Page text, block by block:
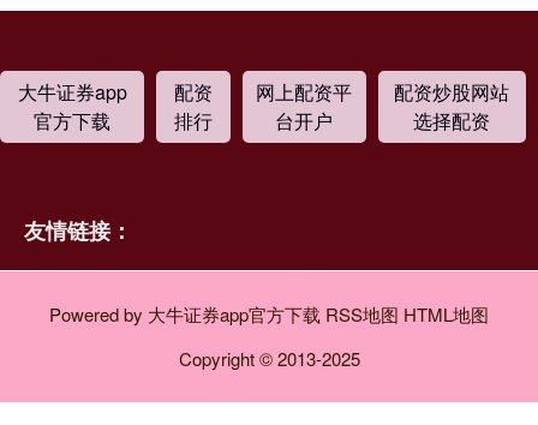
大牛证券app
官方下载
配资
排行
网上配资平
台开户
配资炒股网站
选择配资
友情链接：
Powered by 大牛证券app官方下载 RSS地图 HTML地图
Copyright© 2013-2025